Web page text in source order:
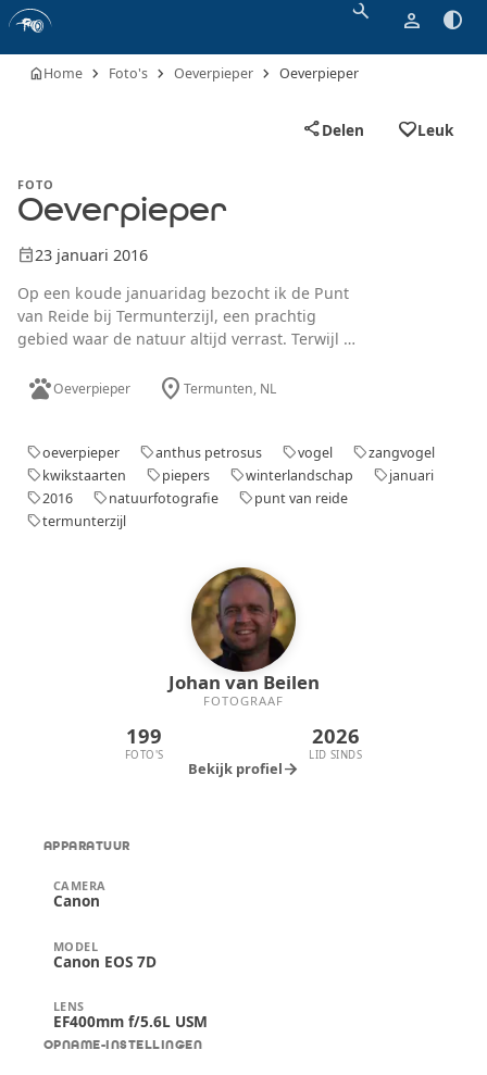
search person contrast
homeHome chevron_right Foto's chevron_right Oeverpieper chevron_right Oeverpieper
shareDelen favorite_borderLeuk
FOTO
Oeverpieper
event23 januari 2016
Op een koude januaridag bezocht ik de Punt
van Reide bij Termunterzijl, een prachtig
gebied waar de natuur altijd verrast. Terwijl ik
oeverpieper die rustig op een stuk
omgeving te zien, met de uitgestrekte
wateren op de achtergrond. Hoewel de
afstand groot was, lukte het toch om deze
foto te maken, waarbij de pieper mooi
stukje rust in een dynamisch landschap.
petsOeverpieper location_on Termunten, NL
selloeverpieper sellanthus petrosus sellvogel sellzangvogel
sellkwikstaarten sellpiepers sellwinterlandschap selljanuari
sell2016 sellnatuurfotografie sellpunt van reide
selltermunterzijl
Johan van Beilen
FOTOGRAAF
199
FOTO'S
2026
LID SINDS
Bekijk profielarrow_forward
APPARATUUR
CAMERA
Canon
MODEL
Canon EOS 7D
LENS
EF400mm f/5.6L USM
OPNAME-INSTELLINGEN